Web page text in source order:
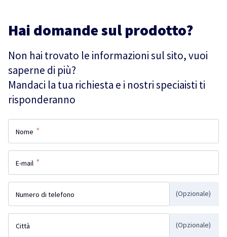
Hai domande sul prodotto?
Non hai trovato le informazioni sul sito, vuoi
saperne di più?
Mandaci la tua richiesta e i nostri speciaisti ti
risponderanno
Nome *
E-mail *
Numero di telefono (Opzionale)
Città (Opzionale)